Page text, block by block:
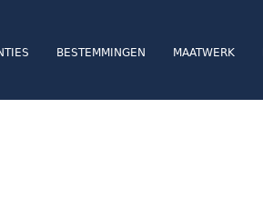
BESTEMMINGEN MAATWERK